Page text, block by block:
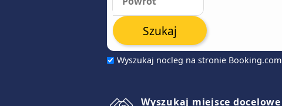
Wyszukaj nocleg na stronie Booking.com
Szukaj
Wyszukaj miejsce docelowe